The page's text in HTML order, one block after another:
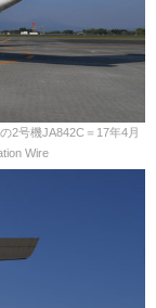
2号機JA842C＝17年4月
Wire